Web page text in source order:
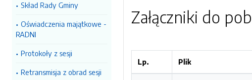
Skład Rady Gminy
Oświadczenia majątkowe -
RADNI
Protokoły z sesji
Retransmisja z obrad sesji
Załączniki do
Lp. Plik